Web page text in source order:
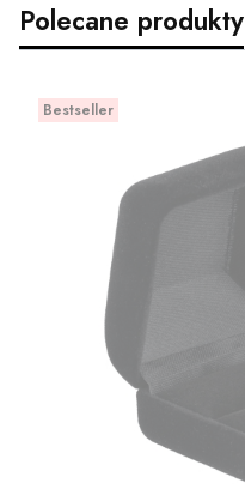
Polecane produkty
Bestseller